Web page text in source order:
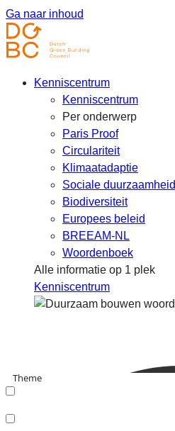
Ga naar inhoud
Kenniscentrum
Kenniscentrum
Per onderwerp
Paris Proof
Circulariteit
Klimaatadaptie
Sociale duurzaamheid
Biodiversiteit
Europees beleid
BREEAM-NL
Woordenboek
Alle informatie op 1 plek
Kenniscentrum
Theme